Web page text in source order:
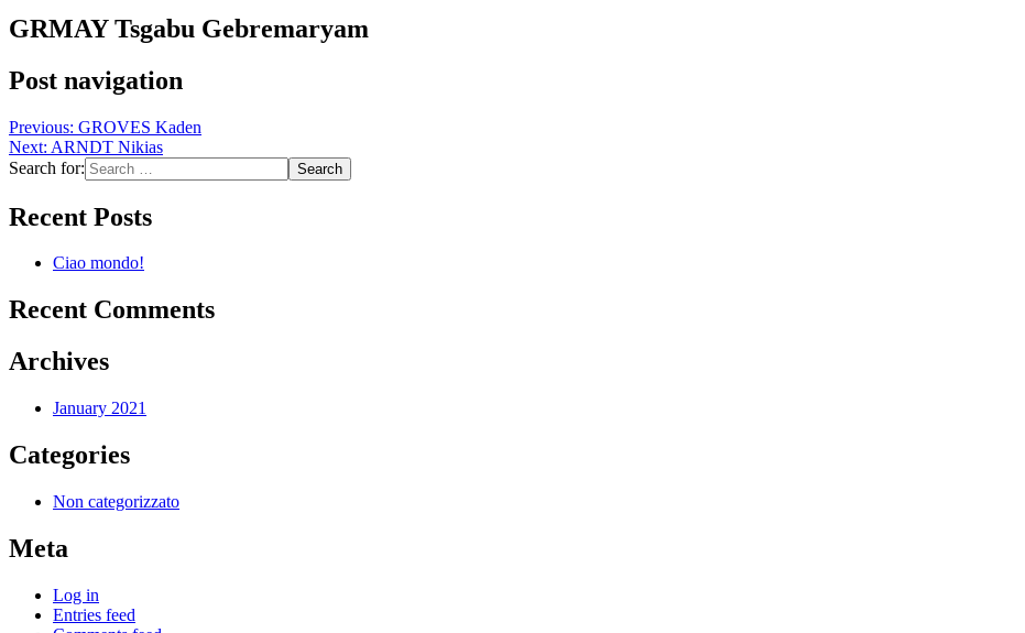
GRMAY Tsgabu Gebremaryam
Post navigation
Previous: GROVES Kaden
Next: ARNDT Nikias
Search for:
Recent Posts
Ciao mondo!
Recent Comments
Archives
January 2021
Categories
Non categorizzato
Meta
Log in
Entries feed